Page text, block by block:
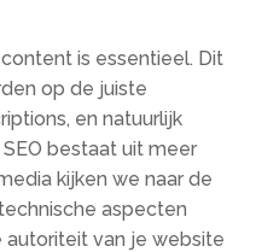
is essentieel.​ Dit
op de juiste
en natuurlijk
bestaat uit meer
kijken we naar de
aspecten
autoriteit van je website